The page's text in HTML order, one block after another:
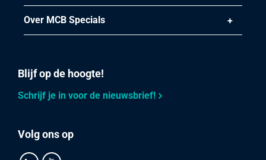
Over MCB Specials
Blijf op de hoogte!
Schrijf je in voor de nieuwsbrief!
Volg ons op